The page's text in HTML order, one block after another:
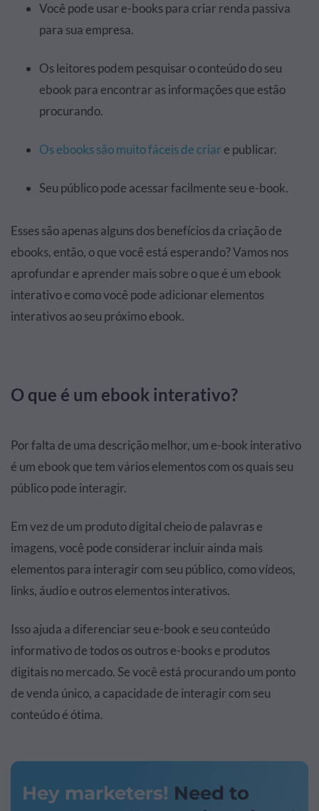
Você pode usar e-books para criar renda passiva
para sua empresa.
Os leitores podem pesquisar o conteúdo do seu
ebook para encontrar as informações que estão
procurando.
Os ebooks são muito fáceis de criare publicar.
Seu público pode acessar facilmente seu e-book.
Esses são apenas alguns dos benefícios da criação de
ebooks, então, o que você está esperando? Vamos nos
aprofundar e aprender mais sobre o que é um ebook
interativo e como você pode adicionar elementos
interativos ao seu próximo ebook.
O que é um ebook interativo?
Por falta de uma descrição melhor, um e-book interativo
é um ebook que tem vários elementos com os quais seu
público pode interagir.
Em vez de um produto digital cheio de palavras e
imagens, você pode considerar incluir ainda mais
elementos para interagir com seu público, como vídeos,
links, áudio e outros elementos interativos.
Isso ajuda a diferenciar seu e-book e seu conteúdo
informativo de todos os outros e-books e produtos
digitais no mercado. Se você está procurando um ponto
de venda único, a capacidade de interagir com seu
conteúdo é ótima.
Hey marketers! Need to